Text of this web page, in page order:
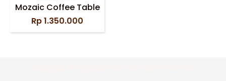
Mozaic Coffee Table
Rp1.350.000